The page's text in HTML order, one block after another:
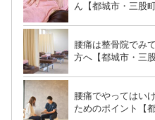
ん【都城市・三股町
腰痛は整骨院でみ
方へ【都城市・三股
腰痛でやってはい
ためのポイント【